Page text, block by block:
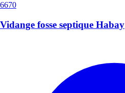
6670
Vidange fosse septique Habay